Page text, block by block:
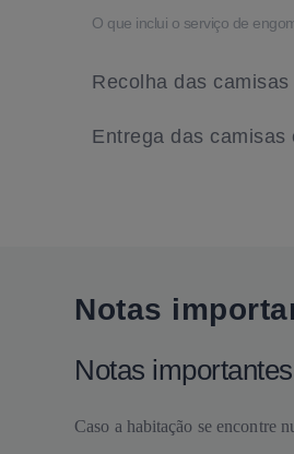
O que inclui o serviço de
Recolha das
Entrega das
Notas
Notas
Caso a habitação se encontre